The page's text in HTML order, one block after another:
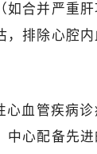
如合并严重
，排除心腔
心血管疾病
中心配备先